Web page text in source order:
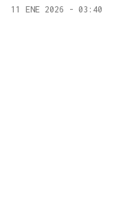
11 ENE 2026 - 03:40